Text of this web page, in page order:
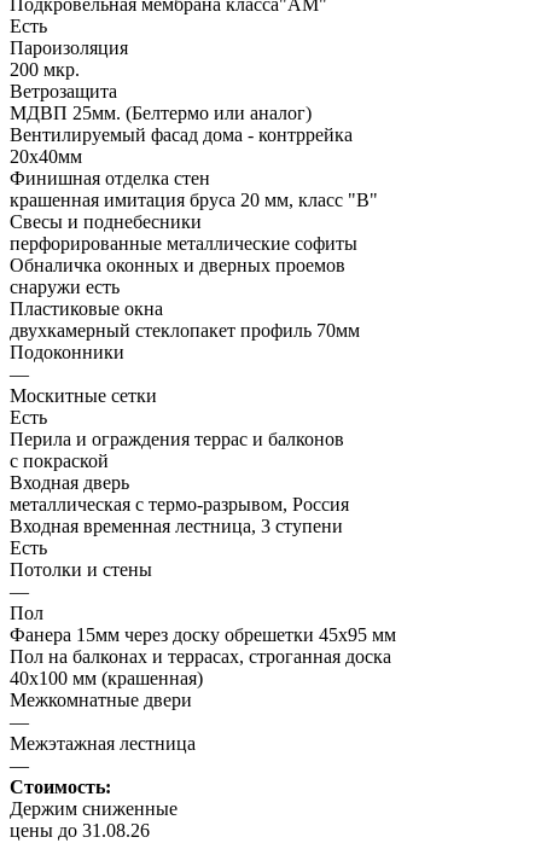
Подкровельная мембрана класса"АМ"
Есть
Пароизоляция
200 мкр.
Ветрозащита
МДВП 25мм. (Белтермо или аналог)
Вентилируемый фасад дома - контррейка
20х40мм
Финишная отделка стен
крашенная имитация бруса 20 мм, класс "В"
Свесы и поднебесники
перфорированные металлические софиты
Обналичка оконных и дверных проемов
снаружи есть
Пластиковые окна
двухкамерный стеклопакет профиль 70мм
Подоконники
—
Москитные сетки
Есть
Перила и ограждения террас и балконов
с покраской
Входная дверь
металлическая с термо-разрывом, Россия
Входная временная лестница, 3 ступени
Есть
Потолки и стены
—
Пол
Фанера 15мм через доску обрешетки 45х95 мм
Пол на балконах и террасах, строганная доска
40х100 мм (крашенная)
Межкомнатные двери
—
Межэтажная лестница
—
Стоимость:
Держим сниженные
цены до 31.08.26